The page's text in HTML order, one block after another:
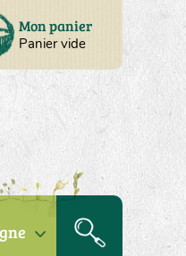
Mon panier
Panier vide